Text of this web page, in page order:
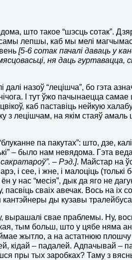
што такое“шэсць сотак”.
лепшы, каб мы мелі
[5-6 сотак пачалі даваць у
ня даць гуртавацца,
далі назоў “лецішча”, бо гэта
І тут ўжо пачынаецца
каб паставіць нейкую
з лецішчам, на якім стаяў
па пакутах”: што, дзе,
– было нам невядома. Гэта
– Рэд.]. Майстар на
арэ, і сее, і жне, і малоціць
у нас “месія”, дык да яго не
сваіх авечак. Вось на іх
кантэйнеры ды кузавы
вырашалі свае праблемы. Ну,
тым больш, што у цябе няма
жытло, а на астатнюю
кідай – падалей. Адпачывай –
пры тых заробках? Таму з